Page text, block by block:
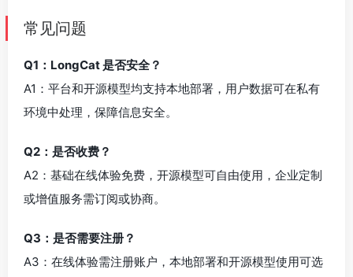
常见问题
Q1：LongCat 是否安全？
A1：平台和开源模型均支持本地部署，用户数据可在私有
环境中处理，保障信息安全。
Q2：是否收费？
A2：基础在线体验免费，开源模型可自由使用，企业定制
或增值服务需订阅或协商。
Q3：是否需要注册？
A3：在线体验需注册账户，本地部署和开源模型使用可选